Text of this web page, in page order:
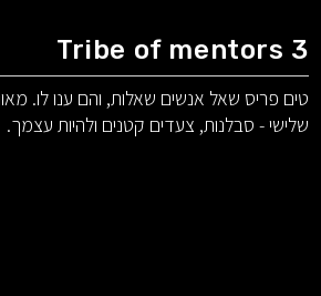
Tribe of mentors 3
טים פריס שאל אנשים שאלות, והם ענו לו.
שלישי - סבלנות, צעדים קטנים ולהיות עצמך.